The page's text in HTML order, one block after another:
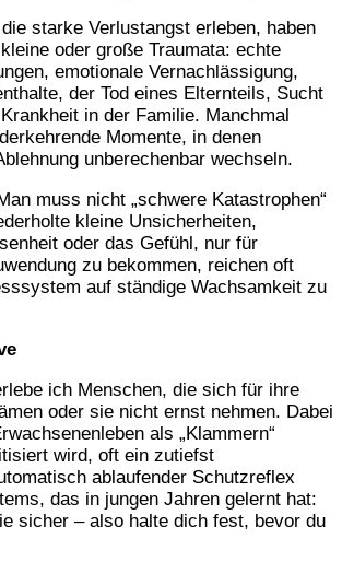
starke Verlustangst erleben, haben
oder große Traumata: echte
emotionale Vernachlässigung,
der Tod eines Elternteils, Sucht
in der Familie. Manchmal
Momente, in denen
unberechenbar wechseln.
muss nicht „schwere Katastrophen“
kleine Unsicherheiten,
oder das Gefühl, nur für
zu bekommen, reichen oft
auf ständige Wachsamkeit zu
ich Menschen, die sich für ihre
oder sie nicht ernst nehmen. Dabei
als „Klammern“
wird, oft ein zutiefst
ablaufender Schutzreflex
das in jungen Jahren gelernt hat:
sicher – also halte dich fest, bevor du